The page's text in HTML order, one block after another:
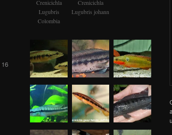
16
Crenicichla
Lugubris
Colombia
Crenicichla
Lugubris johann